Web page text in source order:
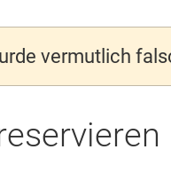
vermutlich